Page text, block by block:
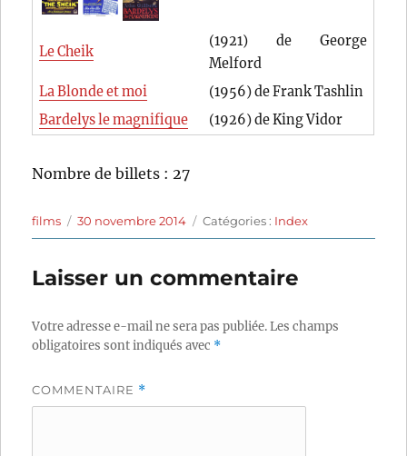
Le Cheik
(1921) de George
Melford
La Blonde et moi
(1956) de Frank Tashlin
Bardelys le magnifique
(1926) de King Vidor
Nombre de billets : 27
Auteur
films
Publié
le
30 novembre 2014 Catégories
Catégories : Index
Laisser un commentaire
Votre adresse e-mail ne sera pas publiée.Les champs
obligatoires sont indiqués avec *
COMMENTAIRE *